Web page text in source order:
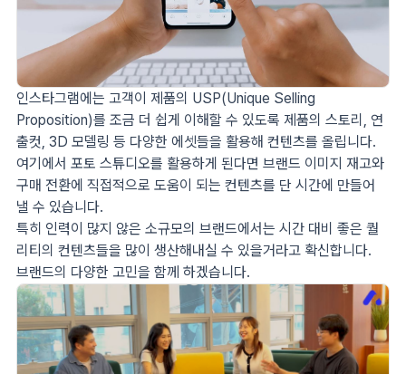
인스타그램에는 고객이 제품의 USP(Unique Selling
Proposition)를 조금 더 쉽게 이해할 수 있도록 제품의 스토리, 연
출컷, 3D 모델링 등 다양한 에셋들을 활용해 컨텐츠를 올립니다.
여기에서 포토 스튜디오를 활용하게 된다면 브랜드 이미지 재고와
구매 전환에 직접적으로 도움이 되는 컨텐츠를 단 시간에 만들어
낼 수 있습니다.
특히 인력이 많지 않은 소규모의 브랜드에서는 시간 대비 좋은 퀄
리티의 컨텐츠들을 많이 생산해내실 수 있을거라고 확신합니다.
브랜드의 다양한 고민을 함께 하겠습니다.